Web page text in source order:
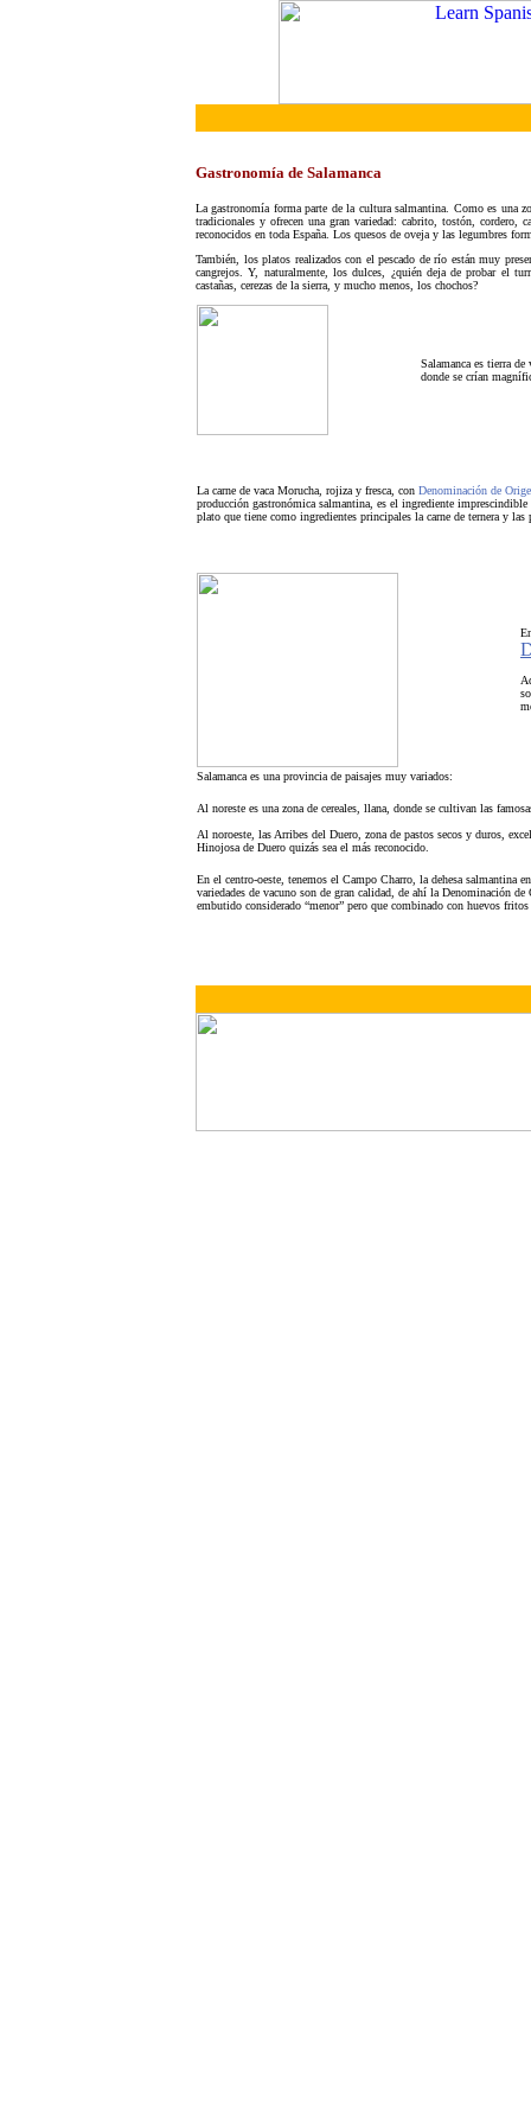
Gastronomía de Salamanca
La gastronomía forma parte de la cultura salmantina. Como es una
tradicionales y ofrecen una gran variedad: cabrito, tostón, cordero,
reconocidos en toda España. Los quesos de oveja y las legumbres
También, los platos realizados con el pescado de río están muy
cangrejos. Y, naturalmente, los dulces, ¿quién deja de probar el
castañas, cerezas de la sierra, y mucho menos, los chochos?
Salamanca es tierra
donde se crían
La carne de vaca Morucha, rojiza y fresca, con Denominación de
producción gastronómica salmantina, es el ingrediente
plato que tiene como ingredientes principales la carne de ternera y
Salamanca es una provincia de paisajes muy variados:
Al noreste es una zona de cereales, llana, donde se cultivan las
Al noroeste, las Arribes del Duero, zona de pastos secos y duros,
Hinojosa de Duero quizás sea el más reconocido.
En el centro-oeste, tenemos el Campo Charro, la dehesa salmantina
variedades de vacuno son de gran calidad, de ahí la Denominación
embutido considerado “menor” pero que combinado con huevos